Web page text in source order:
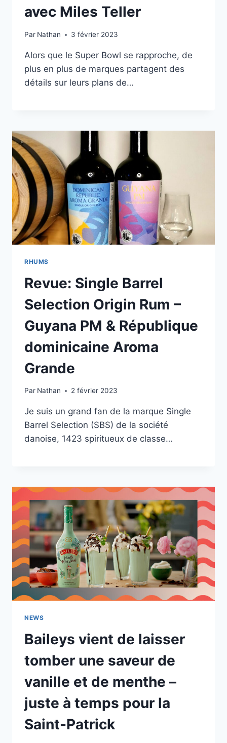
avec Miles Teller
Par Nathan 3 février 2023
Alors que le Super Bowl se rapproche, de
plus en plus de marques partagent des
détails sur leurs plans de…
RHUMS
Revue: Single Barrel
Selection Origin Rum –
Guyana PM & République
dominicaine Aroma
Grande
Par Nathan 2 février 2023
Je suis un grand fan de la marque Single
Barrel Selection (SBS) de la société
danoise, 1423 spiritueux de classe…
NEWS
Baileys vient de laisser
tomber une saveur de
vanille et de menthe –
juste à temps pour la
Saint-Patrick